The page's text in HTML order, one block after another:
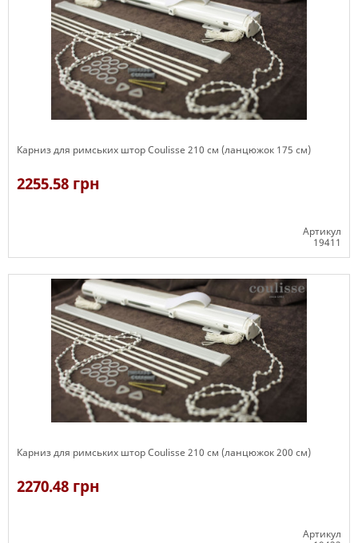
Карниз для римських штор Coulisse 210 см (ланцюжок 175 см)
2255.58 грн
Артикул
19411
Карниз для римських штор Coulisse 210 см (ланцюжок 200 см)
2270.48 грн
Артикул